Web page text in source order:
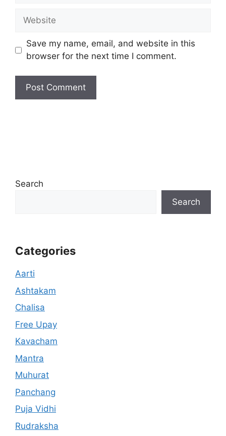
Website
Save my name, email, and website in this
browser for the next time I comment.
Search
Search
Categories
Aarti
Ashtakam
Chalisa
Free Upay
Kavacham
Mantra
Muhurat
Panchang
Puja Vidhi
Rudraksha